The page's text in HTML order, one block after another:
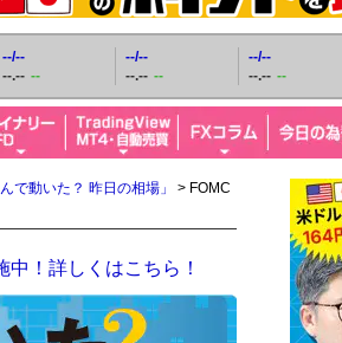
--/--
--.-- --
--/--
--.-- --
--/--
--.-- --
で動いた？ 昨日の相場」
> FOMC
！詳しくはこちら！